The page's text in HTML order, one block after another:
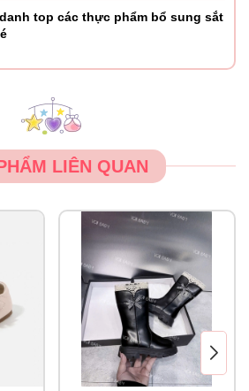
top các thực phẩm bổ sung sắt
LIÊN QUAN